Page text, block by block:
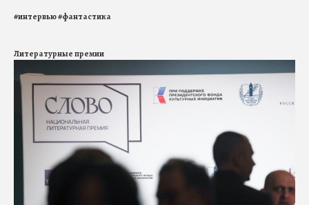
#интервью#фантастика
Литературные премии